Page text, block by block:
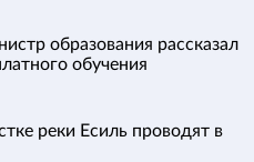
образования рассказал
обучения
реки Есиль проводят в